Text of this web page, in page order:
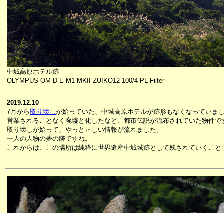
中城高原ホテル跡
OLYMPUS OM-D E-M1 MKII ZUIKO12-100/4 PL-Filter
2019.12.10
7月から取り壊しが始っていた、中城高原ホテルが跡形もなくなっていま
営業されることなく廃墟と化したなど、都市伝説が流布されていた物件で
取り壊しが始って、やっと正しい情報が流れました。
一人の人物の夢の跡ですね。
これからは、この場所は純粋に世界遺産中城城跡として残されていくこと